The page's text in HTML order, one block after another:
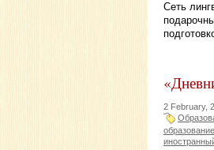
Сеть
2 February,